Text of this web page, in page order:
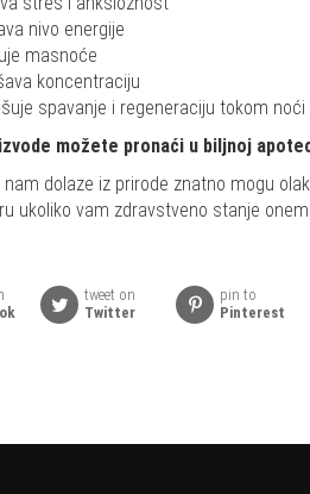
nivo energije
masnoće
koncentraciju
spavanje i regeneraciju tokom noći
možete pronaći u biljnoj
nam dolaze iz prirode znatno mogu
ukoliko vam zdravstveno stanje
tweet on
Twitter
pin to
Pinterest